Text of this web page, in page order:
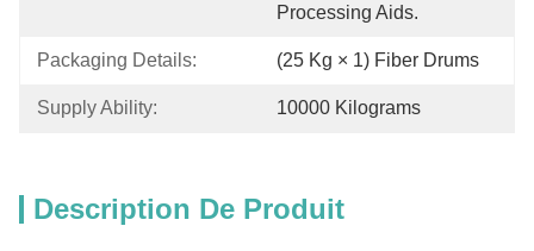
Processing Aids.
Packaging Details: (25 Kg × 1) Fiber Drums
Supply Ability: 10000 Kilograms
Description De Produit